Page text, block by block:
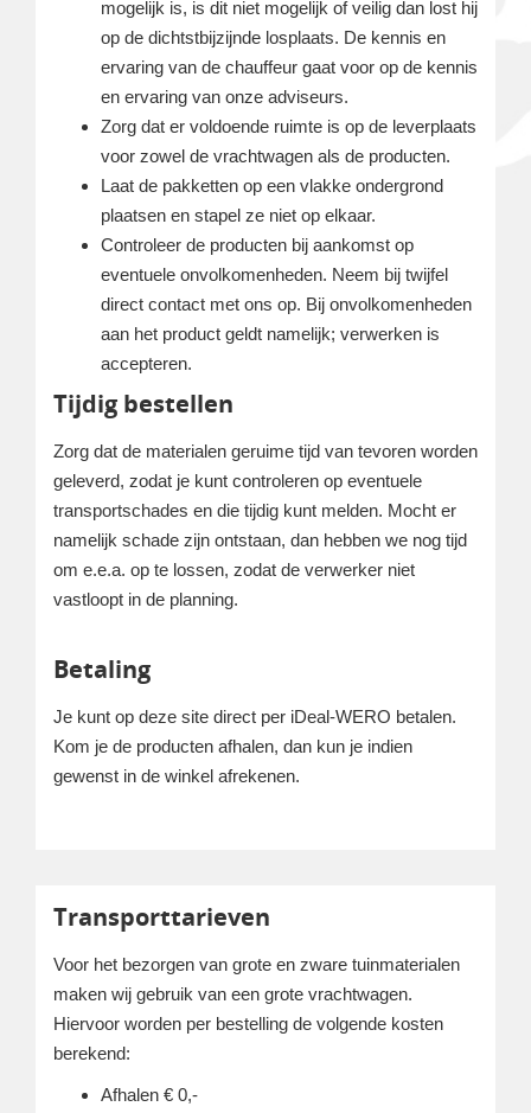
mogelijk is, is dit niet mogelijk of veilig dan lost hij
op de dichtstbijzijnde losplaats. De kennis en
ervaring van de chauffeur gaat voor op de kennis
en ervaring van onze adviseurs.
Zorg dat er voldoende ruimte is op de leverplaats
voor zowel de vrachtwagen als de producten.
Laat de pakketten op een vlakke ondergrond
plaatsen en stapel ze niet op elkaar.
Controleer de producten bij aankomst op
eventuele onvolkomenheden. Neem bij twijfel
direct contact met ons op. Bij onvolkomenheden
aan het product geldt namelijk; verwerken is
accepteren.
Tijdig bestellen
Zorg dat de materialen geruime tijd van tevoren worden
geleverd, zodat je kunt controleren op eventuele
transportschades en die tijdig kunt melden. Mocht er
namelijk schade zijn ontstaan, dan hebben we nog tijd
om e.e.a. op te lossen, zodat de verwerker niet
vastloopt in de planning.
Betaling
Je kunt op deze site direct per iDeal-WERO betalen.
Kom je de producten afhalen, dan kun je indien
gewenst in de winkel afrekenen.
Transporttarieven
Voor het bezorgen van grote en zware tuinmaterialen
maken wij gebruik van een grote vrachtwagen.
Hiervoor worden per bestelling de volgende kosten
berekend:
Afhalen € 0,-